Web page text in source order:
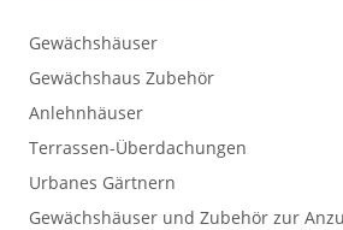
Gewächshäuser
Gewächshaus Zubehör
Anlehnhäuser
Terrassen-Überdachungen
Urbanes Gärtnern
Gewächshäuser und Zubehör zur